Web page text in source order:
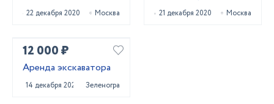
22 декабря 2020 Москва 21 декабря 2020 Москва
12 000 ₽
Аренда экскаватора
14 декабря 2020 Зеленоград